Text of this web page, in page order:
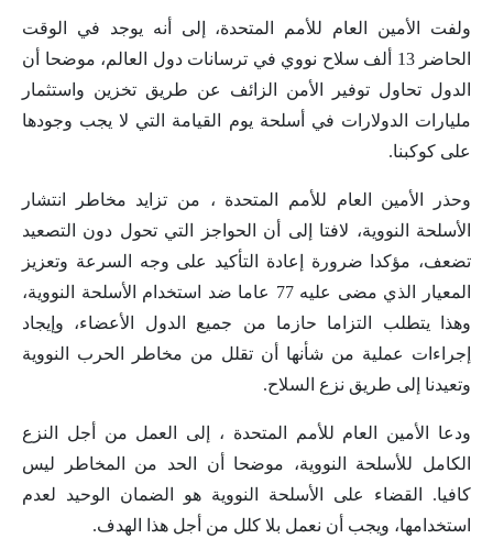
ولفت الأمين العام للأمم المتحدة، إلى أنه يوجد في الوقت
الحاضر 13 ألف سلاح نووي في ترسانات دول العالم، موضحا أن
الدول تحاول توفير الأمن الزائف عن طريق تخزين واستثمار
مليارات الدولارات في أسلحة يوم القيامة التي لا يجب وجودها
على كوكبنا.
وحذر الأمين العام للأمم المتحدة ، من تزايد مخاطر انتشار
الأسلحة النووية، لافتا إلى أن الحواجز التي تحول دون التصعيد
تضعف، مؤكدا ضرورة إعادة التأكيد على وجه السرعة وتعزيز
المعيار الذي مضى عليه 77 عاما ضد استخدام الأسلحة النووية،
وهذا يتطلب التزاما حازما من جميع الدول الأعضاء، وإيجاد
إجراءات عملية من شأنها أن تقلل من مخاطر الحرب النووية
وتعيدنا إلى طريق نزع السلاح.
ودعا الأمين العام للأمم المتحدة ، إلى العمل من أجل النزع
الكامل للأسلحة النووية، موضحا أن الحد من المخاطر ليس
كافيا. القضاء على الأسلحة النووية هو الضمان الوحيد لعدم
استخدامها، ويجب أن نعمل بلا كلل من أجل هذا الهدف.